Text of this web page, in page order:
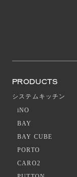
PRODUCTS
システムキッチン
iNO
BAY
BAY CUBE
PORTO
CARO2